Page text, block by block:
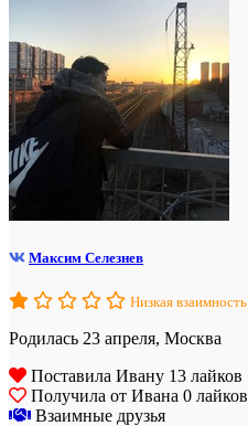
Максим Селезнев
Низкая взаимность
Родилась 23 апреля, Москва
Поставила Ивану 13 лайков
Получила от Ивана 0 лайков
Взаимные друзья